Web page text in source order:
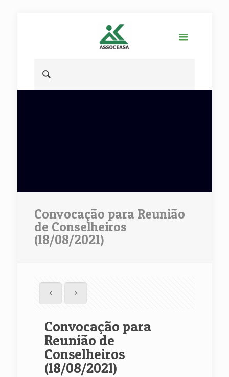
Convocação para Reunião
de Conselheiros
(18/08/2021)
Convocação para
Reunião de
Conselheiros
(18/08/2021)